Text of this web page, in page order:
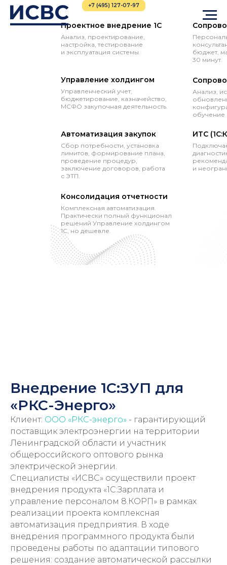
+7 (495) 127-07-97
Проектное внедрение 1С
ИТС
Анализ, проектирование,
настройка, тестирование
и эксплуатация системы.
и
Управление холдингом
Управленческий учет,
бюджетирование, казначейство,
МСФО закупочная деятельность.
бюджет,
30 минут.
Автоматизация закупок
Сбор потребности, установка
лимитов, формирование плана,
проведение процедур,
заключение договоров, работа
с ЭТП.
Анализ,
обучение
Консолидация отчетности
Комплексная автоматизация.
Практически полный функционал
решений Управление холдингом
1С, но дешевле.
Консультация
Внедрение 1С:ЗУП для
«РКС-Энерго»
Клиент: ООО «РКС-энерго» - гарантирующий
поставщик электроэнергии на территории
Ленинградской области и участник
общероссийского оптового рынка
электрической энергии.
Специалисты «ИСВС» осуществили проект
внедрения продукта «1С:Зарплата и
управление персоналом 8.КОРП» в рамках
реализации проекта комплексная
автоматизация предприятия. В ходе
внедрения программного продукта были
проведены работы по адаптации типового
решения: создание автоматической рассылки